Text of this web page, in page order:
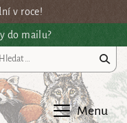
v roce!
do mailu?
Menu